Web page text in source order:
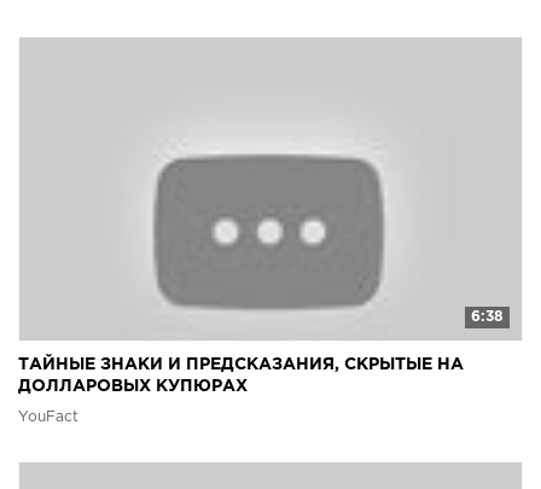
6:38
ТАЙНЫЕ ЗНАКИ И ПРЕДСКАЗАНИЯ, СКРЫТЫЕ НА
ДОЛЛАРОВЫХ КУПЮРАХ
YouFact